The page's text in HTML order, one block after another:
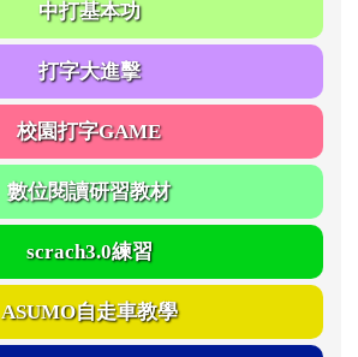
中打基本功
打字大進擊
校園打字GAME
數位閱讀研習教材
scrach3.0練習
ASUMO自走車教學